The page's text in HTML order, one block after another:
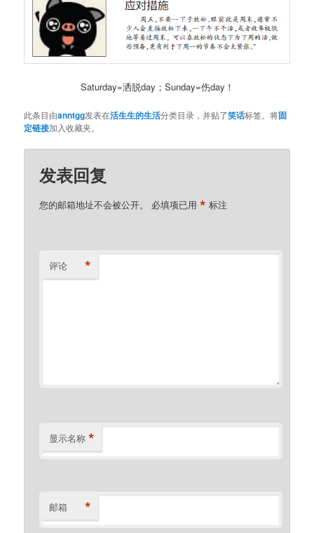
Saturday=洒脱day；Sunday=伤day！
此条目由anntgg发表在活生生的生活分类目录，并贴了笑话标签。将固
定链接加入收藏夹。
发表回复
您的邮箱地址不会被公开。 必填项已用* 标注
评论 *
显示名称 *
邮箱 *